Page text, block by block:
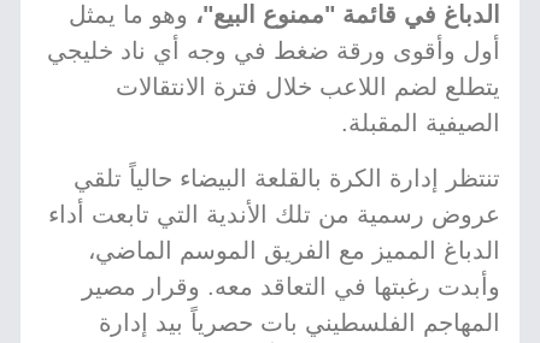
الدباغ في قائمة "ممنوع البيع"، وهو ما يمثل
أول وأقوى ورقة ضغط في وجه أي ناد خليجي
يتطلع لضم اللاعب خلال فترة الانتقالات
الصيفية المقبلة.
تنتظر إدارة الكرة بالقلعة البيضاء حالياً تلقي
عروض رسمية من تلك الأندية التي تابعت أداء
الدباغ المميز مع الفريق الموسم الماضي،
وأبدت رغبتها في التعاقد معه. وقرار مصير
المهاجم الفلسطيني بات حصرياً بيد إدارة